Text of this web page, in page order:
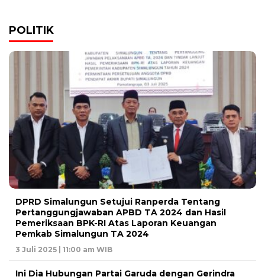
POLITIK
DPRD Simalungun Setujui Ranperda Tentang
Pertanggungjawaban APBD TA 2024 dan Hasil
Pemeriksaan BPK-RI Atas Laporan Keuangan
Pemkab Simalungun TA 2024
3 Juli 2025 | 11:00 am WIB
Ini Dia Hubungan Partai Garuda dengan Gerindra